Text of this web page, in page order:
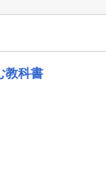
教科書